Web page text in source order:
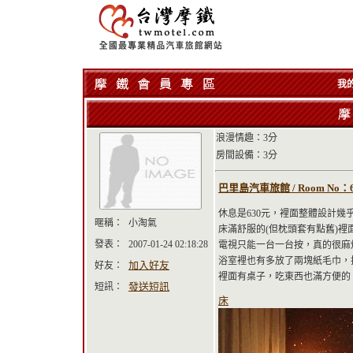
我
暱稱：
小淘氣
發表：
2007-01-24 02:18:28
好友：
加入好友
短訊： 發送短訊
浪漫情趣：3分
房間設備：3分
巴里島汽車旅館 / Room No：
休息是630元，裡面整體設計幾
床滿舒服的(但枕頭套有點舊)裡
電視只能一台一台按，真的很麻
浴室裡也有多放了兩塊紙毛巾
裡面有桌子，吃東西也滿方便的
床